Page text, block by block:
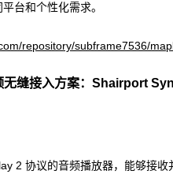
台和个性化需求。
repository/subframe7536/
无缝接入方案：Shairport
2 协议的音频播放器，能够接